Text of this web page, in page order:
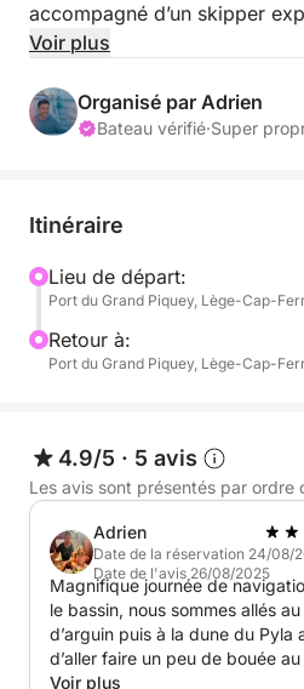
accompagné d’un skipper
explorerez certains des lieux
authenticité.
offre un spectacle naturel
locale et profiter d’une
de la nature.
Votre parcours inclut
du Cap Ferret. Cette portion
d’admirer des panoramas
sauvages, villages
l’océan.
Cette sortie en mer est
souhaitent combiner
immersion dans l’un des
maritimes de la côte atlantique.
Voir plus
Organisé par Adrien
Bateau vérifié·Super
Itinéraire
Lieu de départ:
Port du Grand Piquey, Lège-Cap-
Retour à:
Port du Grand Piquey, Lège-Cap-
4.9/5 · 5 avis
Les avis sont présentés par ordre
Adrien
Date de la réservation 24/08/
Date de l'avis 26/08/2025
Magnifique journée de
le bassin, nous sommes allés
d’arguin puis à la dune du Pyla
d’aller faire un peu de bouée
de l’île aux oiseaux. Le bateau
Voir plus